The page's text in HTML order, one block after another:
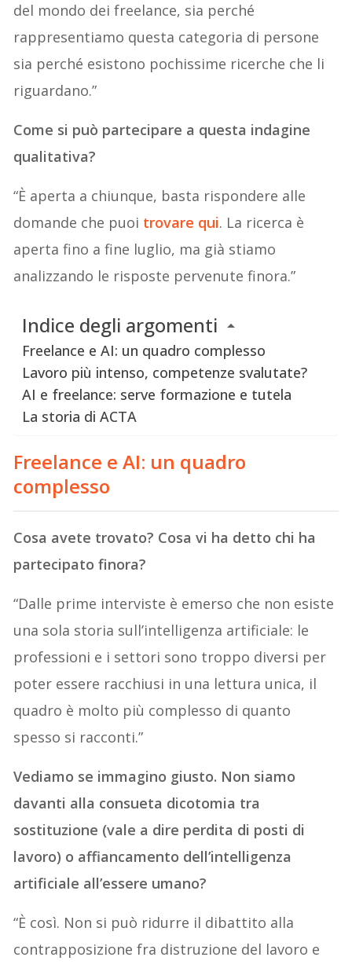
del mondo dei freelance, sia perché
rappresentiamo questa categoria di persone
sia perché esistono pochissime ricerche che li
riguardano.”
Come si può partecipare a questa indagine
qualitativa?
“È aperta a chiunque, basta rispondere alle
domande che puoi trovare qui. La ricerca è
aperta fino a fine luglio, ma già stiamo
analizzando le risposte pervenute finora.”
Indice degli argomenti
Freelance e AI: un quadro complesso
Lavoro più intenso, competenze svalutate?
AI e freelance: serve formazione e tutela
La storia di ACTA
Freelance e AI: un quadro
complesso
Cosa avete trovato? Cosa vi ha detto chi ha
partecipato finora?
“Dalle prime interviste è emerso che non esiste
una sola storia sull’intelligenza artificiale: le
professioni e i settori sono troppo diversi per
poter essere racchiusi in una lettura unica, il
quadro è molto più complesso di quanto
spesso si racconti.”
Vediamo se immagino giusto. Non siamo
davanti alla consueta dicotomia tra
sostituzione (vale a dire perdita di posti di
lavoro) o affiancamento dell’intelligenza
artificiale all’essere umano?
“È così. Non si può ridurre il dibattito alla
contrapposizione fra distruzione del lavoro e